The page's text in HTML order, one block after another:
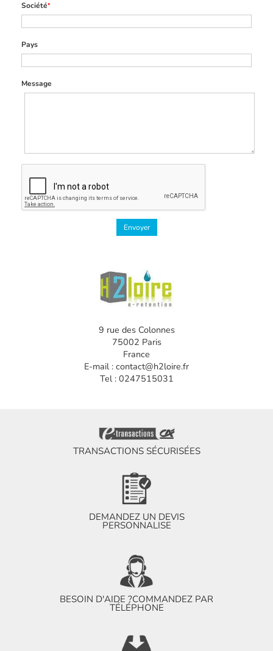
Société*
Pays
Message
9 rue des Colonnes
75002 Paris
France
E-mail : contact@h2loire.fr
Tel : 0247515031
TRANSACTIONS SÉCURISÉES
DEMANDEZ UN DEVIS
PERSONNALISE
BESOIN D'AIDE ?COMMANDEZ PAR
TÉLÉPHONE